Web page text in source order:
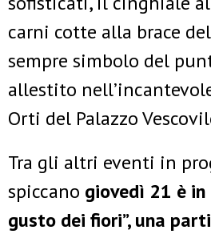
carni cotte alla brace
sempre simbolo del
allestito
Orti del Palazzo
Tra gli altri eventi in
spiccano giovedì 21 è in
gusto dei fiori”, una